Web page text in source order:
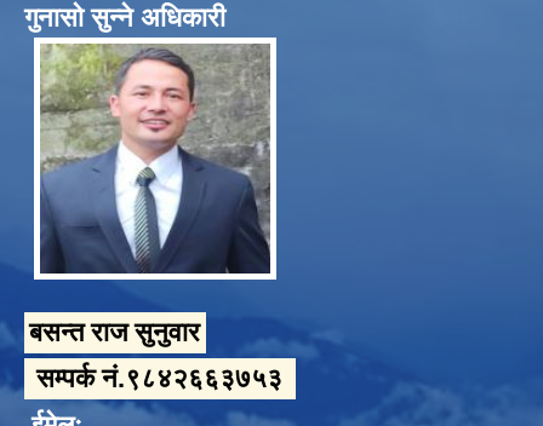
गुनासो सुन्ने अधिकारी
बसन्त राज सुनुवार
सम्पर्क नं.९८४२६६३७५३